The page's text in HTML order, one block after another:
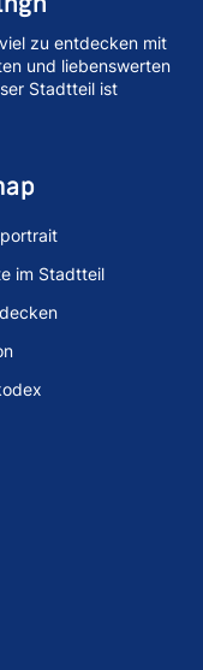
zu entdecken mit
und liebenswerten
Stadtteil ist
im Stadtteil